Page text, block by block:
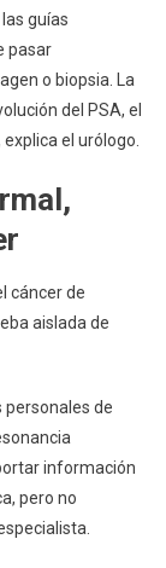
guías
pasar
o biopsia. La
del PSA, el
el urólogo.
cáncer de
aislada de
personales de
información
pero no